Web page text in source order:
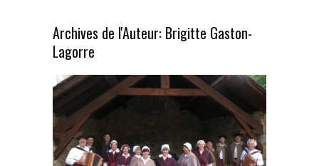
Archives de l'Auteur: Brigitte Gaston-
Lagorre